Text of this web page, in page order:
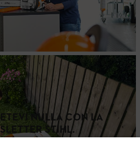
NULLA CON LA
STIHL.